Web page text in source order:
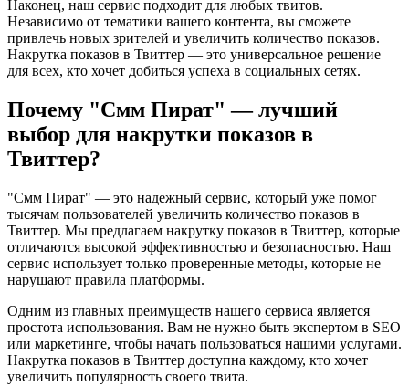
Наконец, наш сервис подходит для любых твитов.
Независимо от тематики вашего контента, вы сможете
привлечь новых зрителей и увеличить количество показов.
Накрутка показов в Твиттер — это универсальное решение
для всех, кто хочет добиться успеха в социальных сетях.
Почему "Смм Пират" — лучший
выбор для накрутки показов в
Твиттер?
"Смм Пират" — это надежный сервис, который уже помог
тысячам пользователей увеличить количество показов в
Твиттер. Мы предлагаем накрутку показов в Твиттер, которые
отличаются высокой эффективностью и безопасностью. Наш
сервис использует только проверенные методы, которые не
нарушают правила платформы.
Одним из главных преимуществ нашего сервиса является
простота использования. Вам не нужно быть экспертом в SEO
или маркетинге, чтобы начать пользоваться нашими услугами.
Накрутка показов в Твиттер доступна каждому, кто хочет
увеличить популярность своего твита.